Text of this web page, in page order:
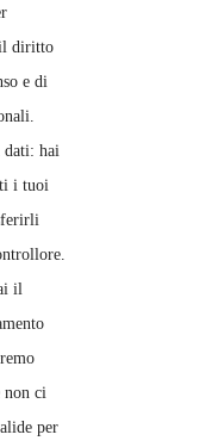
diritto
e di
hai
i tuoi
il
non ci
per